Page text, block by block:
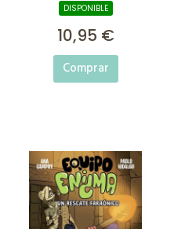
DISPONIBLE
10,95 €
Comprar